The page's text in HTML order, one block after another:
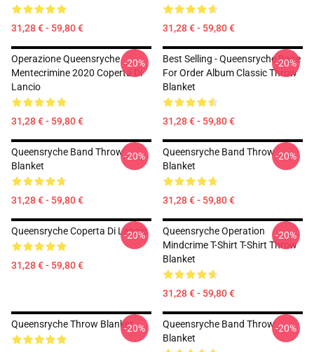
31,28 € - 59,80 € 31,28 € - 59,80 €
Operazione Queensryche
Mentecrimine 2020 Coperta Di
Lancio
31,28 € - 59,80 €
-20%
Best Selling - Queensryche Rage
For Order Album Classic Throw
Blanket
31,28 € - 59,80 €
-20%
Queensryche Band Throw
Blanket
31,28 € - 59,80 €
-20%
Queensryche Band Throw
Blanket
31,28 € - 59,80 €
-20%
Queensryche Coperta Di Lancio
31,28 € - 59,80 €
-20%
Queensryche Operation
Mindcrime T-Shirt T-Shirt Throw
Blanket
31,28 € - 59,80 €
-20%
Queensryche Throw Blanket-20%
Queensryche Band Throw
Blanket
-20%